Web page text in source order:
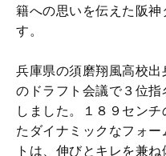
籍への思いを伝えた阪
す。
兵庫県の須磨翔風高校
のドラフト会議で３位
しました。１８９セン
たダイナミックなフォ
トは、伸びとキレを兼